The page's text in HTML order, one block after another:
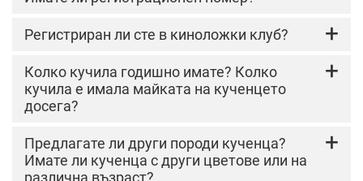
който можете да видите родителите и
условията, при които се развъждат и
отглеждат животните.
Законът на ЕС за здравето на животните
кучета и котки да бъдат регистрирани в
компетентния орган. Той влезе в сила през
април 2021 г. На сайта на Българската
агенция по безопасност на храните (БАБХ) е
публикуван списък с регистрираните
развъдници в страната. За да сте сигурни, че
мястото, от което искате да закупите
Регистриран ли сте в киноложки клуб?
Всеки, който твърди, че е развъдчик към
киноложки клуб, ще трябва да бъде
регистриран като такъв и да издава
Колко кучила годишно имате? Колко
кучила е имала майката на кученцето
досега?
Отговорът не трябва да бъде повече от 3
кучила в живота на кучето.
Предлагате ли други породи кученца?
Имате ли кученца с други цветове или на
различна възраст?